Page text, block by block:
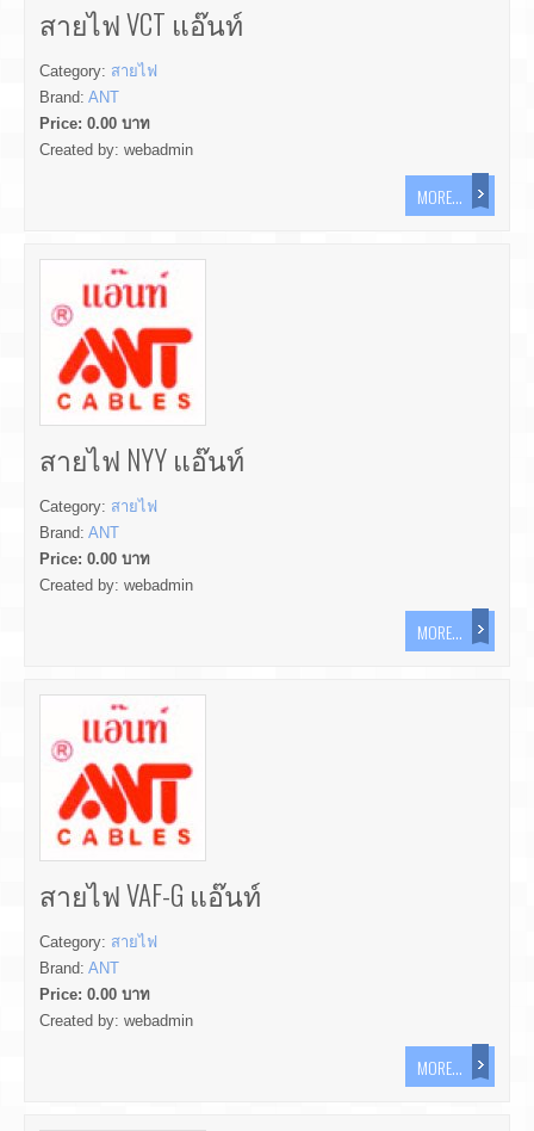
สายไฟ VCT แอ๊นท์
Category: สายไฟ
Brand: ANT
Price: 0.00 บาท
Created by: webadmin
MORE...
สายไฟ NYY แอ๊นท์
Category: สายไฟ
Brand: ANT
Price: 0.00 บาท
Created by: webadmin
MORE...
สายไฟ VAF-G แอ๊นท์
Category: สายไฟ
Brand: ANT
Price: 0.00 บาท
Created by: webadmin
MORE...